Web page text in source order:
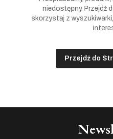
niedostępny. Przejdź
skorzystaj z
Przejdź do